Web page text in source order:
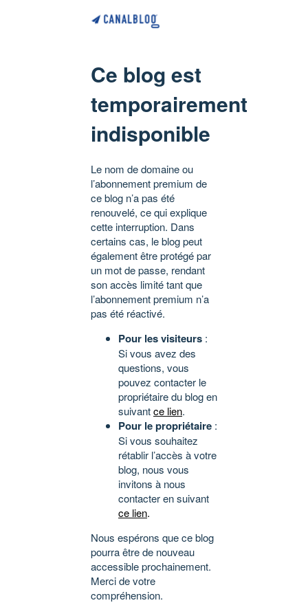
Ce blog est
temporairement
indisponible
Le nom de domaine ou
l’abonnement premium de
ce blog n’a pas été
renouvelé, ce qui explique
cette interruption. Dans
certains cas, le blog peut
également être protégé par
un mot de passe, rendant
son accès limité tant que
l’abonnement premium n’a
pas été réactivé.
Pour les visiteurs :
Si vous avez des
questions, vous
pouvez contacter le
propriétaire du blog en
suivantce lien.
Pour le propriétaire :
Si vous souhaitez
rétablir l’accès à votre
blog, nous vous
invitons à nous
contacter en suivant
ce lien.
Nous espérons que ce blog
pourra être de nouveau
accessible prochainement.
Merci de votre
compréhension.